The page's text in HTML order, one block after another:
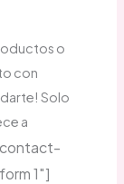
o
con
Solo
a
1″]